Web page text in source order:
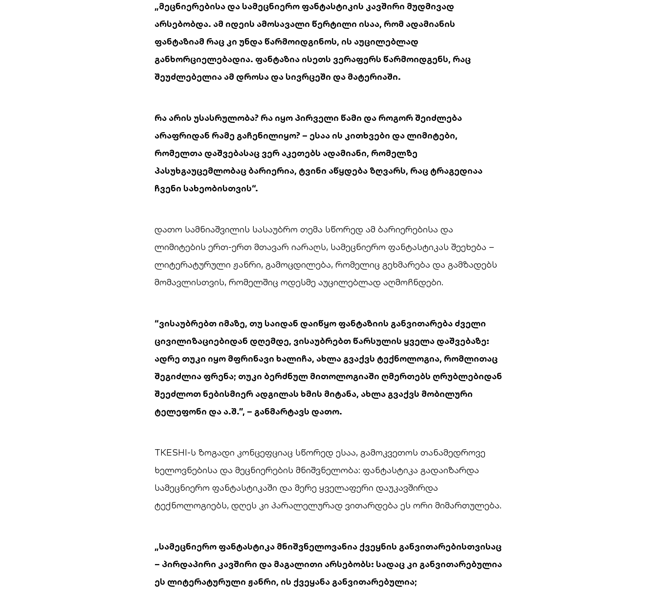
„მეცნიერებისა და სამეცნიერო ფანტასტიკის კავშირი მუდმივად
არსებობდა. ამ იდეის ამოსავალი წერტილი ისაა, რომ ადამიანის
ფანტაზიამ რაც კი უნდა წარმოიდგინოს, ის აუცილებლად
განხორციელებადია. ფანტაზია ისეთს ვერაფერს წარმოიდგენს, რაც
შეუძლებელია ამ დროსა და სივრცეში და მატერიაში.
რა არის უსასრულობა? რა იყო პირველი წამი და როგორ შეიძლება
არაფრიდან რამე გაჩენილიყო? – ესაა ის კითხვები და ლიმიტები,
რომელთა დაშვებასაც ვერ აკეთებს ადამიანი, რომელზე
პასუხგაუცემლობაც ბარიერია, ტვინი აწყდება ზღვარს, რაც ტრაგედიაა
ჩვენი სახეობისთვის“.
დათო სამნიაშვილის სასაუბრო თემა სწორედ ამ ბარიერებისა და
ლიმიტების ერთ-ერთ მთავარ იარაღს, სამეცნიერო ფანტასტიკას შეეხება –
ლიტერატურული ჟანრი, გამოცდილება, რომელიც გეხმარება და გამზადებს
მომავლისთვის, რომელშიც ოდესმე აუცილებლად აღმოჩნდები.
“ვისაუბრებთ იმაზე, თუ საიდან დაიწყო ფანტაზიის განვითარება ძველი
ცივილიზაციებიდან დღემდე, ვისაუბრებთ წარსულის ყველა დაშვებაზე:
ადრე თუკი იყო მფრინავი ხალიჩა, ახლა გვაქვს ტექნოლოგია, რომლითაც
შეგიძლია ფრენა; თუკი ბერძნულ მითოლოგიაში ღმერთებს ღრუბლებიდან
შეეძლოთ ნებისმიერ ადგილას ხმის მიტანა, ახლა გვაქვს მობილური
ტელეფონი და ა.შ.”, – განმარტავს დათო.
TKESHI-ს ზოგადი კონცეფციაც სწორედ ესაა, გამოკვეთოს თანამედროვე
ხელოვნებისა და მეცნიერების მნიშვნელობა: ფანტასტიკა გადაიზარდა
სამეცნიერო ფანტასტიკაში და მერე ყველაფერი დაუკავშირდა
ტექნოლოგიებს, დღეს კი პარალელურად ვითარდება ეს ორი მიმართულება.
„სამეცნიერო ფანტასტიკა მნიშვნელოვანია ქვეყნის განვითარებისთვისაც
– პირდაპირი კავშირი და მაგალითი არსებობს: სადაც კი განვითარებულია
ეს ლიტერატურული ჟანრი, ის ქვეყანა განვითარებულია;